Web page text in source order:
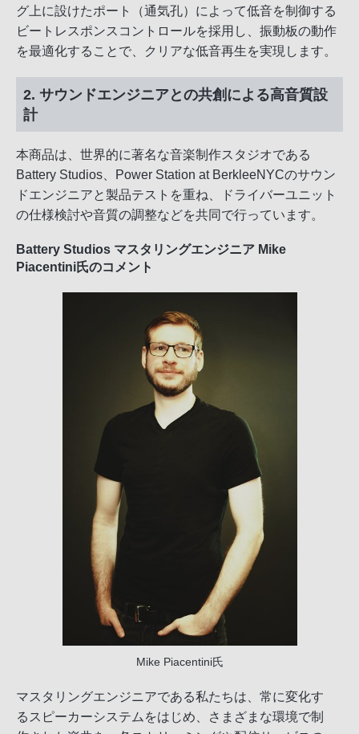
グ上に設けたポート（通気孔）によって低音を制御する
ビートレスポンスコントロールを採用し、振動板の動作
を最適化することで、クリアな低音再生を実現します。
2. サウンドエンジニアとの共創による高音質設
計
本商品は、世界的に著名な音楽制作スタジオである
Battery Studios、Power Station at BerkleeNYCのサウン
ドエンジニアと製品テストを重ね、ドライバーユニット
の仕様検討や音質の調整などを共同で行っています。
Battery Studios マスタリングエンジニア Mike
Piacentini氏のコメント
Mike Piacentini氏
マスタリングエンジニアである私たちは、常に変化す
るスピーカーシステムをはじめ、さまざまな環境で制